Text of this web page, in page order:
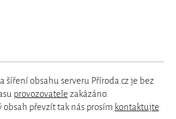
šíření obsahu serveru Příroda.cz je bez
provozovatele zakázáno.
obsah převzít tak nás prosím kontaktujte.